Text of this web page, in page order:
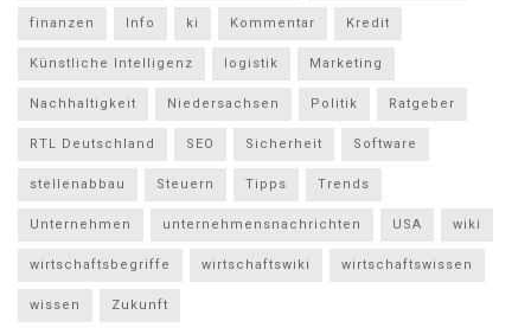
finanzen Info ki Kommentar Kredit
Künstliche Intelligenz logistik Marketing
Nachhaltigkeit Niedersachsen Politik Ratgeber
RTL Deutschland SEO Sicherheit Software
stellenabbau Steuern Tipps Trends
Unternehmen unternehmensnachrichten USA wiki
wirtschaftsbegriffe wirtschaftswiki wirtschaftswissen
wissen Zukunft